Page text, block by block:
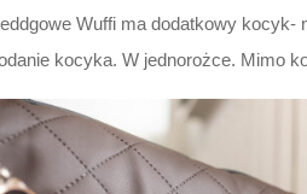
Wuffi ma dodatkowy kocyk-
kocyka. W jednorożce. Mimo